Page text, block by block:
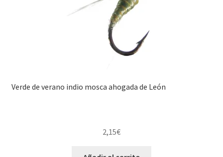
Verde de verano indio mosca ahogada de León
2,15€